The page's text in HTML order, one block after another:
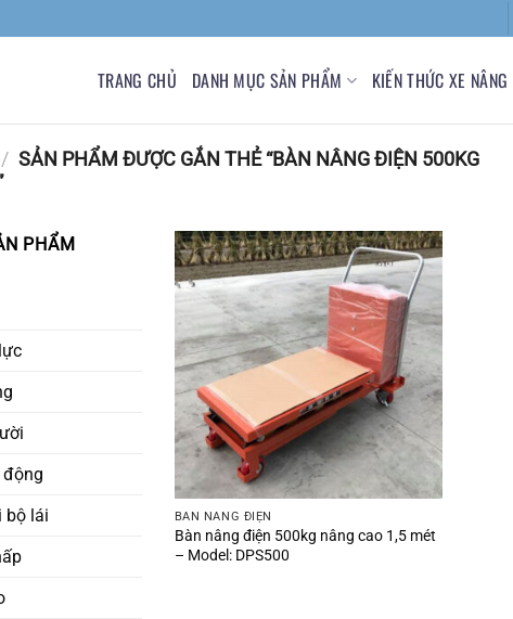
TRANG CHỦ DANH MỤC SẢN PHẨM KIẾN THỨC XE NÂNG
/ SẢN PHẨM ĐƯỢC GẮN THẺ “BÀN NÂNG ĐIỆN 500KG
PHẨM
bộ lái
BÀN NÂNG ĐIỆN
Bàn nâng điện 500kg nâng cao 1,5 mét
– Model: DPS500